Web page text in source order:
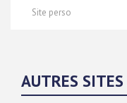
Site perso
AUTRES SITES